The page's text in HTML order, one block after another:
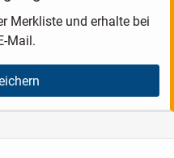
Merkliste und erhalte bei
Mail.